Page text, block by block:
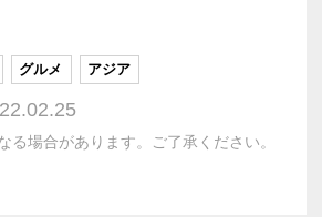
グルメ アジア
る場合があります。ご了承ください。